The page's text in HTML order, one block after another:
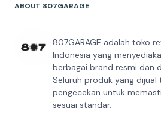
ABOUT 807GARAGE
807GARAGE adalah toko
Indonesia yang
berbagai brand resmi dan
Seluruh produk yang dijual
pengecekan untuk
sesuai standar.